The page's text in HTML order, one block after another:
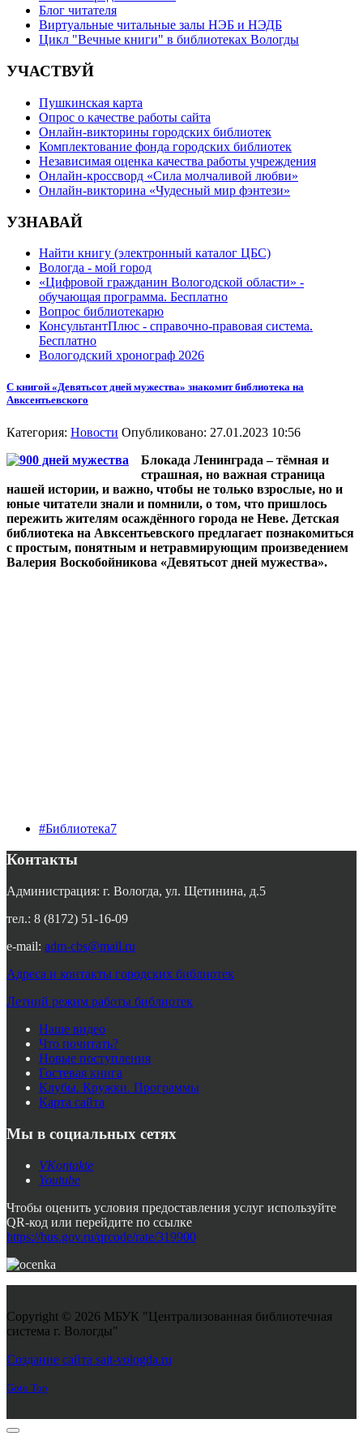
Блог читателя
Виртуальные читальные залы НЭБ и НЭДБ
Цикл "Вечные книги" в библиотеках Вологды
УЧАСТВУЙ
Пушкинская карта
Опрос о качестве работы сайта
Онлайн-викторины городских библиотек
Комплектование фонда городских библиотек
Независимая оценка качества работы учреждения
Онлайн-кроссворд «Сила молчаливой любви»
Онлайн-викторина «Чудесный мир фэнтези»
УЗНАВАЙ
Найти книгу (электронный каталог ЦБС)
Вологда - мой город
«Цифровой гражданин Вологодской области» -
обучающая программа. Бесплатно
Вопрос библиотекарю
КонсультантПлюс - справочно-правовая система.
Бесплатно
Вологодский хронограф 2026
С книгой «Девятьсот дней мужества» знакомит библиотека на
Авксентьевского
Категория: Новости Опубликовано: 27.01.2023 10:56
Блокада Ленинграда – тёмная и
страшная, но важная страница
нашей истории, и важно, чтобы не только взрослые, но и
юные читатели знали и помнили, о том, что пришлось
пережить жителям осаждённого города не Неве. Детская
библиотека на Авксентьевского предлагает познакомиться
с простым, понятным и нетравмирующим произведением
Валерия Воскобойникова «Девятьсот дней мужества».
#Библиотека7
Контакты
Администрация: г. Вологда, ул. Щетинина, д.5
тел.: 8 (8172) 51-16-09
e-mail: adm-cbs@mail.ru
Адреса и контакты городских библиотек
Летний режим работы библиотек
Наше видео
Что почитать?
Новые поступления
Гостевая книга
Клубы. Кружки. Программы
Карта сайта
Мы в социальных сетях
VKontakte
Youtube
Чтобы оценить условия предоставления услуг используйте
QR-код или перейдите по ссылке
https://bus.gov.ru/qrcode/rate/319900
Copyright © 2026 МБУК "Централизованная библиотечная
система г. Вологды"
Создание сайта sait-vologda.ru
Goto Top